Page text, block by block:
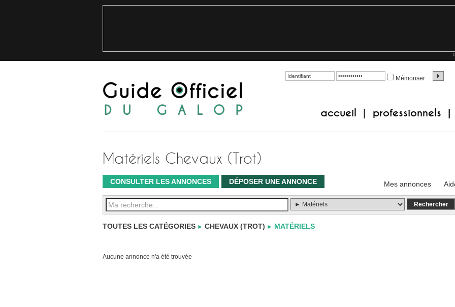
Mémoriser
accueil professionnels
Matériels Chevaux (Trot)
CONSULTER LES ANNONCES DÉPOSER UNE ANNONCE Mes annonces
TOUTES LES CATÉGORIES ► CHEVAUX (TROT) ► MATÉRIELS
Aucune annonce n'a été trouvée